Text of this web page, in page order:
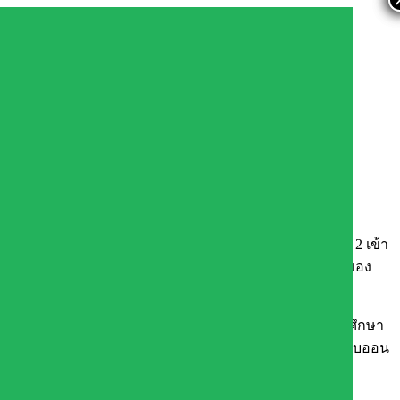
นมกราคม 2569
สำนักงานเขตพื้นที่การศึกษาประถมศึกษาสระแก้ว เขต 2 เข้า
เพื่อพิจารณาข้อราชการเกี่ยวกับการบริหารงานบุคคลของ
คม 2569
ยมีคณะอนุกรรมการ อ.ก.ค.ศ. เขตพื้นที่การศึกษาประถมศึกษา
ย่างพร้อมเพรียงกัน ทั้งนี้ การประชุมดังกล่าวจัดทั้งรูปแบบออน